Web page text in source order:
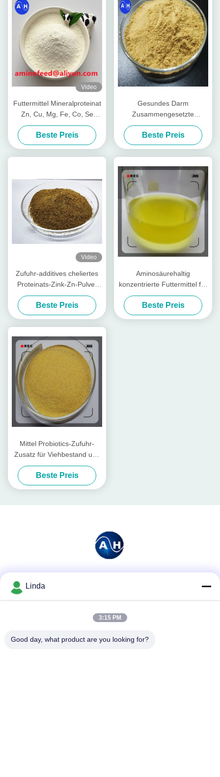
Video
Futtermittel Mineralproteinat
Zn, Cu, Mg, Fe, Co, Se
Form
Beste Preis
Gesundes Darm
Zusammengesetzte
Nährstoffpeptide für Viehvieh
Beste Preis
Video
Zufuhr-additives cheliertes
Proteinats-Zink-Zn-Pulver
mit Rohprotein für
Futtermühle
Beste Preis
Aminosäurehaltig
konzentrierte Futtermittel für
Geflügel und Vieh
Beste Preis
Mittel Probiotics-Zufuhr-
Zusatz für Viehbestand und
Geflügel
Beste Preis
Linda
3:15 PM
Good day, what product are you looking for?